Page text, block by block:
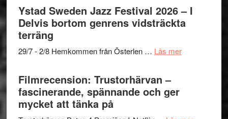
Mulder
och
Dana
Det
grönaste
gräset
en
hjärtevarm
Ystad Sweden Jazz Festival 2026 – I
Delvis bortom genrens vidsträckta
terräng
29/7 - 2/8 Hemkommen från Österlen … Läs merom
Filmrecension: Trustorhärvan –
fascinerande, spännande och ger
mycket att tänka på